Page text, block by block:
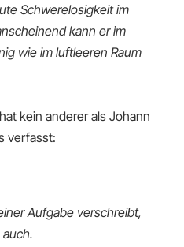
Schwerelosigkeit im
kann er im
wie im luftleeren Raum
kein anderer als Johann
verfasst:
Aufgabe verschreibt,